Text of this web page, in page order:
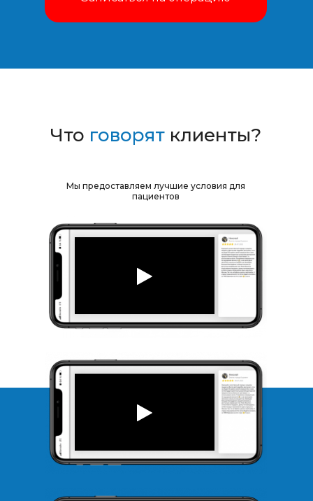
Что говорят клиенты?
Мы предоставляем лучшие условия для
пациентов